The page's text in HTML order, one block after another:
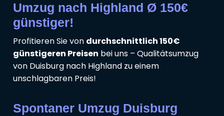
Umzug nach Highland Ø 150€
günstiger!
Profitieren Sie von durchschnittlich 150€
günstigeren Preisen bei uns – Qualitätsumzug
von Duisburg nach Highland zu einem
unschlagbaren Preis!
Spontaner Umzug Duisburg